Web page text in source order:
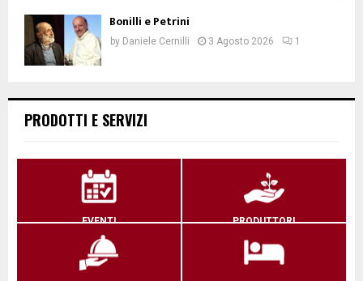
Bonilli e Petrini
by Daniele Cernilli 3 Agosto 2026 1
PRODOTTI E SERVIZI
EVENTI PRODUTTORI